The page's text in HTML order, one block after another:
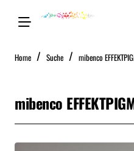
Home home Suche mibenco
mibenco